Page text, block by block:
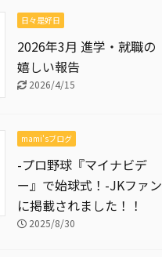
日々是好日
2026年3月 進学・就職の
嬉しい報告
2026/4/15
mami'sブログ
-プロ野球『マイナビデ
ー』で始球式！-JKファン
に掲載されました！！
2025/8/30